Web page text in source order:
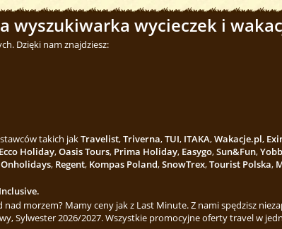
wyszukiwarka wycieczek i
Dzięki nam znajdziesz:
takich jakTravelist,Triverna,TUI, ITAKA,Wakacje.pl,
Ecco Holiday,Oasis Tours, Prima Holiday, Easygo,Sun&Fun,
Onholidays, Regent, Kompas Poland,SnowTrex,Tourist Polska,
morzem? Mamy ceny jak z Last Minute. Z nami spędzisz
Sylwester 2026/2027. Wszystkie promocyjne oferty travel w